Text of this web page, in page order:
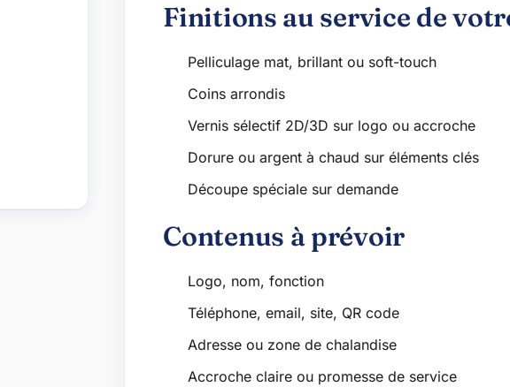
Finitions au service de
Pelliculage mat, brillant ou soft-touch
Coins arrondis
Vernis sélectif 2D/3D sur logo ou accroche
Dorure ou argent à chaud sur éléments clés
Découpe spéciale sur demande
Contenus à prévoir
Logo, nom, fonction
Téléphone, email, site, QR code
Adresse ou zone de chalandise
Accroche claire ou promesse de service